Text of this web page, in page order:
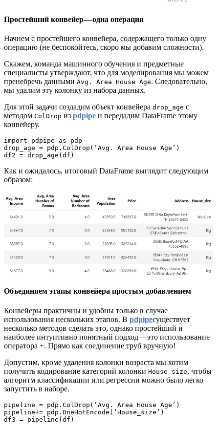
Простейший конвейер — одна операция
Начнем с простейшего конвейера, содержащего только одну
операцию (не беспокойтесь, скоро мы добавим сложности).
Скажем, команда машинного обучения и предметные
специалисты утверждают, что для моделирования мы можем
пренебречь данными Avg. Area House Age. Следовательно,
мы удалим эту колонку из набора данных.
Для этой задачи создадим объект конвейера drop_age с
методом ColDrop из pdpipe и передадим DataFrame этому
конвейеру.
import pdpipe as pdp
drop_age = pdp.ColDrop(‘Avg. Area House Age’)
df2 = drop_age(df)
Как и ожидалось, итоговый DataFrame выглядит следующим
образом:
Объединяем этапы конвейера простым добавлением
Конвейеры практичны и удобны только в случае
использования нескольких этапов. В pdpipeсуществует
несколько методов сделать это, однако простейший и
наиболее интуитивно понятный подход — это использование
оператора +. Прямо как соединение труб вручную!
Допустим, кроме удаления колонки возраста мы хотим
получить кодирование категорий колонки House_size, чтобы
алгоритм классификации или регрессии можно было легко
запустить в наборе.
pipeline = pdp.ColDrop(‘Avg. Area House Age’)
pipeline+= pdp.OneHotEncode(‘House_size’)
df3 = pipeline(df)